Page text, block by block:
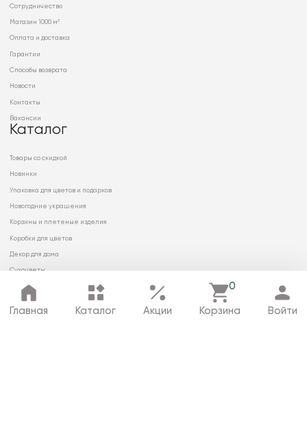
Главная Каталог Акции
0
Корзина Войти
Сотрудничество
Магазин 1000 м²
Оплата и доставка
Гарантии
Способы возврата
Новости
Контакты
Вакансии
Каталог
Товары со скидкой
Новинки
Упаковка для цветов и подарков
Новогодние украшения
Корзины и плетеные изделия
Коробки для цветов
Декор для дома
Сухоцветы
© 2026 ООО «МИРРЭЙ»